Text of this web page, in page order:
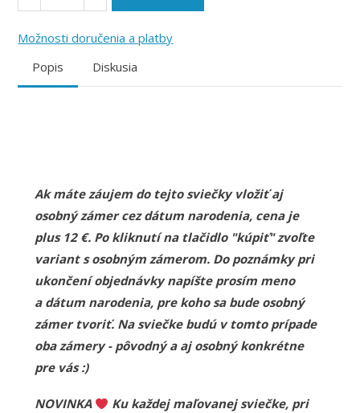
Možnosti doručenia a platby
Popis
Diskusia
Ak máte záujem do tejto sviečky vložiť aj
osobný zámer cez dátum narodenia, cena je
plus 12 €. Po kliknutí na tlačidlo "kúpiť" zvoľte
variant s osobným zámerom. Do poznámky pri
ukončení objednávky napíšte prosím meno
a dátum narodenia, pre koho sa bude osobný
zámer tvoriť. Na sviečke budú v tomto prípade
oba zámery - pôvodný a aj osobný konkrétne
pre vás :)
NOVINKA
Ku každej maľovanej sviečke, pri